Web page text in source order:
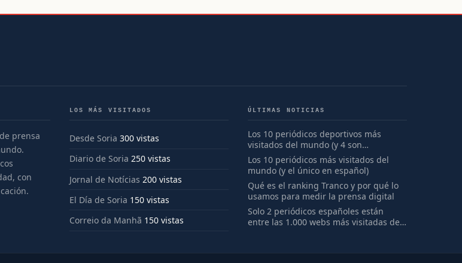
prensa
con
LOS MÁS VISITADOS
Desde Soria 300 vistas
Diario de Soria 250 vistas
Jornal de Notícias 200 vistas
El Día de Soria 150 vistas
Correio da Manhã 150 vistas
ÚLTIMAS NOTICIAS
Los 10 periódicos deportivos más
visitados del mundo (y 4 son
españoles)
Los 10 periódicos más visitados del
mundo (y el único en español)
Qué es el ranking Tranco y por qué lo
usamos para medir la prensa digital
Solo 2 periódicos españoles están
entre las 1.000 webs más visitadas del